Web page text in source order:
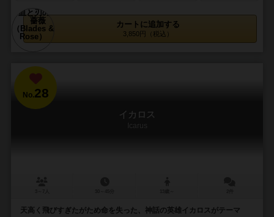
カートに追加する
3,850円（税込）
No.28
イカロス
Icarus
天高く飛びすぎたがため命を失った、神話の英雄イカロスがテーマ